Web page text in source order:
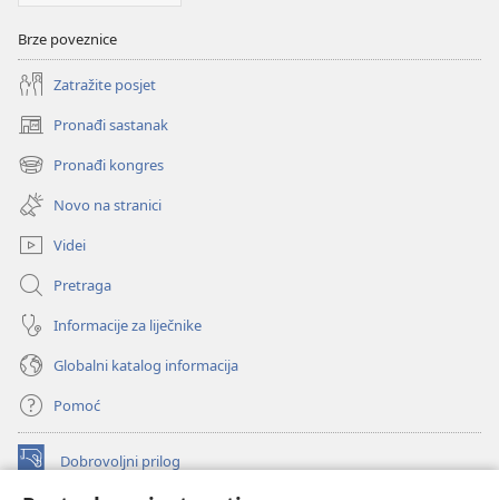
Brze poveznice
Zatražite posjet
Pronađi sastanak
(otvara
se
novi
prozor)
Pronađi kongres
(otvara
se
novi
prozor)
Novo na stranici
Videi
Pretraga
Informacije za liječnike
Globalni katalog informacija
Pomoć
Dobrovoljni prilog
(otvara